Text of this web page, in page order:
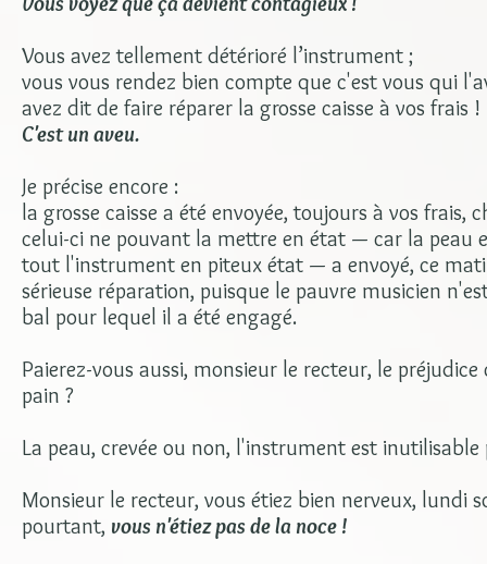
Vous avez tellement détérioré l’instrument ;
vous vous rendez bien compte que c'est vous qui
avez dit de faire réparer la grosse caisse à vos frais !
C'est un aveu.
Je précise encore :
la grosse caisse a été envoyée, toujours à vos
celui-ci ne pouvant la mettre en état — car la peau
tout l'instrument en piteux état — a envoyé, ce
sérieuse réparation, puisque le pauvre musicien
bal pour lequel il a été engagé.
Paierez-vous aussi, monsieur le recteur, le
pain ?
La peau, crevée ou non, l'instrument est inutilisable
Monsieur le recteur, vous étiez bien nerveux, lundi
pourtant, vous n'étiez pas de la noce !